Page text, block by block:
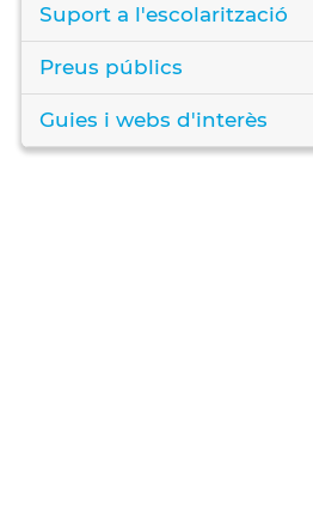
Suport a l'escolarització
Preus públics
Guies i webs d'interès